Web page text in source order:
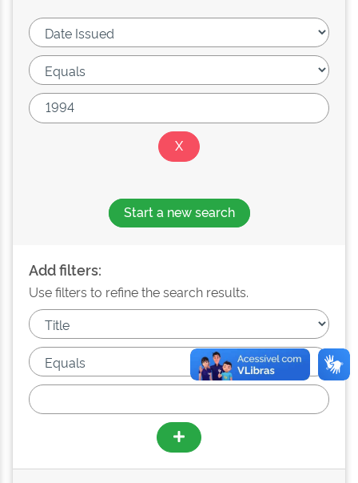
Start a new search
Add filters:
Use filters to refine the search results.